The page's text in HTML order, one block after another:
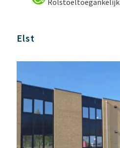
Rolstoeltoegankelijk
Elst